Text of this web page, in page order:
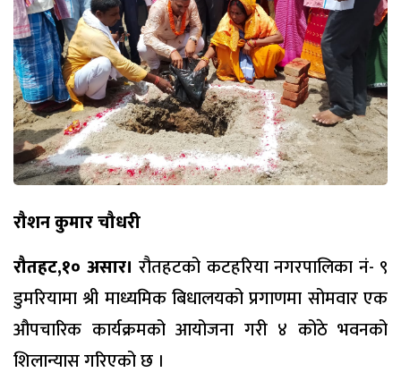
रौशन कुमार चौधरी
रौतहट,१० असार। रौतहटको कटहरिया नगरपालिका नं- ९
डुमरियामा श्री माध्यमिक बिधालयको प्रगाणमा सोमवार एक
औपचारिक कार्यक्रमको आयोजना गरी ४ कोठे भवनको
शिलान्यास गरिएको छ ।